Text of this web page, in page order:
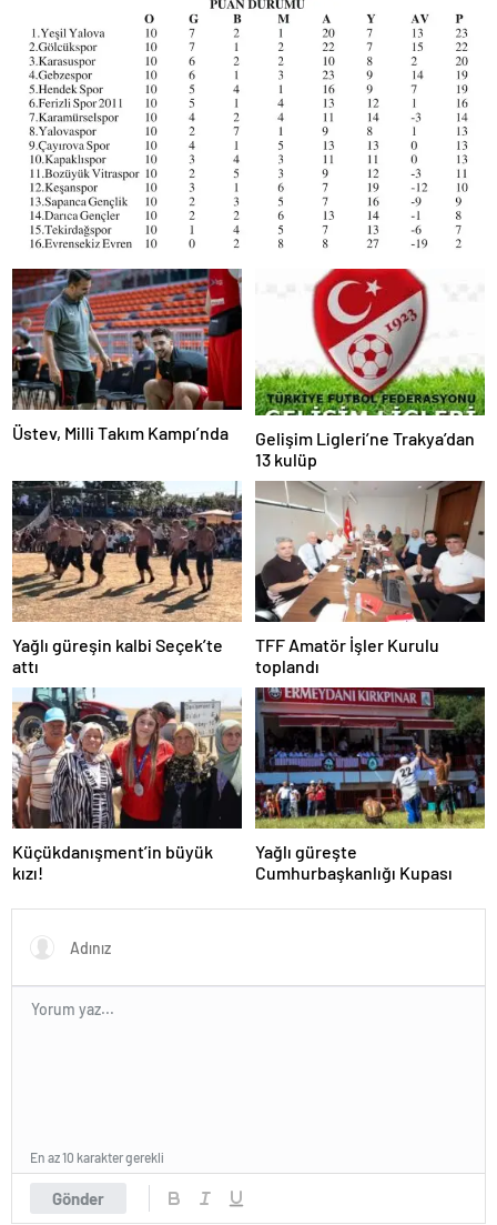
Üstev, Milli Takım Kampı’nda
Gelişim Ligleri’ne Trakya’dan
13 kulüp
Yağlı güreşin kalbi Seçek’te
attı
TFF Amatör İşler Kurulu
toplandı
Küçükdanışment’in büyük
kızı!
Yağlı güreşte
Cumhurbaşkanlığı Kupası
Gönder
En az 10 karakter gerekli